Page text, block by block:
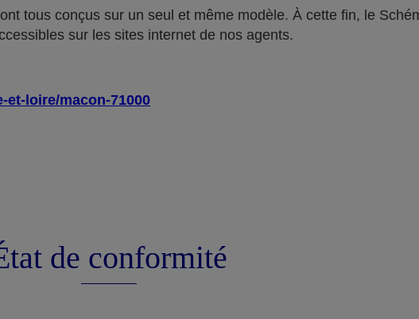
tous conçus sur un seul et même modèle. À cette fin, le
sur les sites internet de nos agents.
et-loire/macon-71000
de conformité